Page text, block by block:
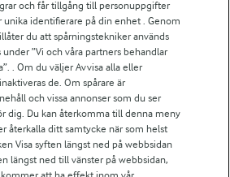
och får tillgång till personuppgifter
unika identifierare på din enhet . Genom
du att spårningstekniker används
”Vi och våra partners behandlar
. Om du väljer Avvisa alla eller
de. Om spårare är
och vissa annonser som du ser
dig. Du kan återkomma till denna meny
återkalla ditt samtycke när som helst
Visa syften längst ned på webbsidan
längst ned till vänster på webbsidan,